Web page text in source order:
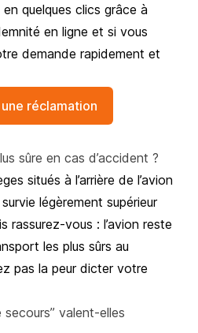
quelques clics grâce à
en ligne et si vous
demande rapidement et
réclamation
sûre en cas d’accident ?
situés à l’arrière de l’avion
légèrement supérieur
rassurez-vous : l’avion reste
les plus sûrs au
pas la peur dicter votre
valent-elles